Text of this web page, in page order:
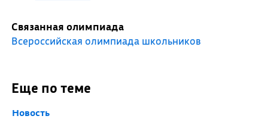
Связанная олимпиада
Всероссийская олимпиада школьников
Еще по теме
Новость